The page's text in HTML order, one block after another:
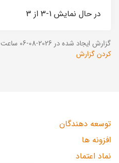
در حال نمایش 1-3 از 3
گزارش ایجاد شده در 2026-08-06 ساعت 18:34:43 (UTC +03:30).
کردن گزارش
توسعه دهندگان
افزونه ها
نماد اعتماد